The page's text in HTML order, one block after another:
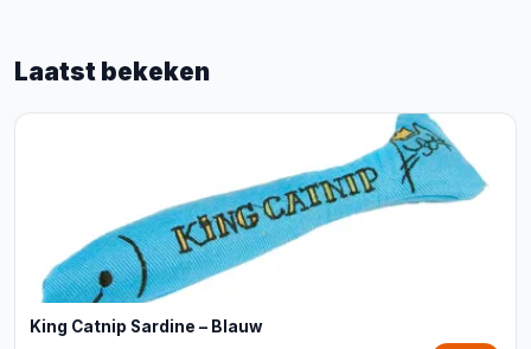
Laatst bekeken
King Catnip Sardine – Blauw